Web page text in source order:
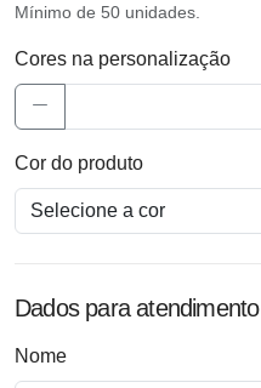
Mínimo de 50 unidades.
Cores na personalização
Cor do produto
Dados para atendimento
Nome